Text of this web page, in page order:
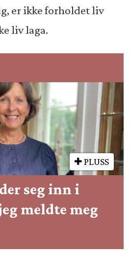
er ikke forholdet liv
liv laga.
PLUSS
seg inn i
meldte meg